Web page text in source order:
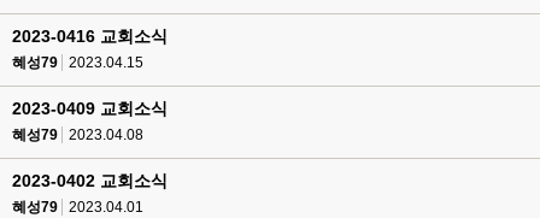
2023-0416 교회소식
혜성79 2023.04.15
2023-0409 교회소식
혜성79 2023.04.08
2023-0402 교회소식
혜성79 2023.04.01